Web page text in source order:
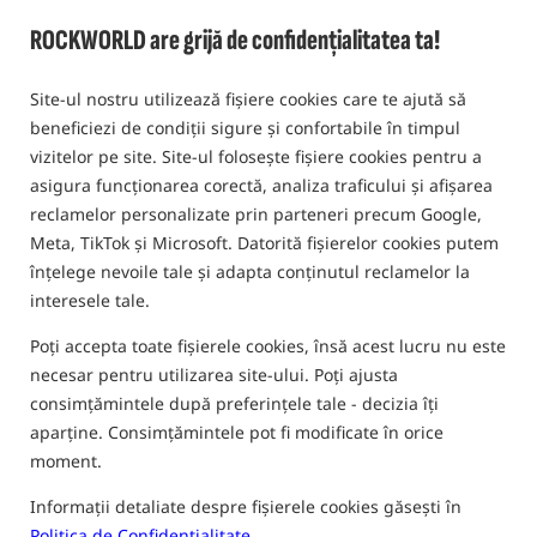
ROCKWORLD are grijă de confidențialitatea ta!
Site-ul nostru utilizează fișiere cookies care te ajută să
beneficiezi de condiții sigure și confortabile în timpul
vizitelor pe site. Site-ul folosește fișiere cookies pentru a
asigura funcționarea corectă, analiza traficului și afișarea
reclamelor personalizate prin parteneri precum Google,
Meta, TikTok și Microsoft. Datorită fișierelor cookies putem
înțelege nevoile tale și adapta conținutul reclamelor la
interesele tale.
Poți accepta toate fișierele cookies, însă acest lucru nu este
necesar pentru utilizarea site-ului. Poți ajusta
consimțămintele după preferințele tale - decizia îți
aparține. Consimțămintele pot fi modificate în orice
moment.
Informații detaliate despre fișierele cookies găsești în
0,0
0 pareri | de mai sus 20 oameni a cumparat acest produs